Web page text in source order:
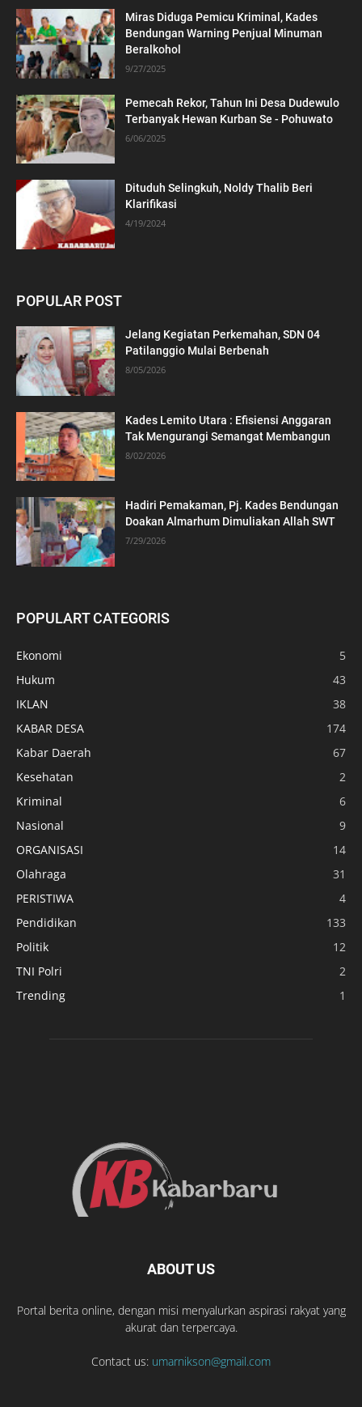
Miras Diduga Pemicu Kriminal, Kades
Bendungan Warning Penjual Minuman
Beralkohol
9/27/2025
Pemecah Rekor, Tahun Ini Desa Dudewulo
Terbanyak Hewan Kurban Se - Pohuwato
6/06/2025
Dituduh Selingkuh, Noldy Thalib Beri
Klarifikasi
4/19/2024
POPULAR POST
Jelang Kegiatan Perkemahan, SDN 04
Patilanggio Mulai Berbenah
8/05/2026
Kades Lemito Utara : Efisiensi Anggaran
Tak Mengurangi Semangat Membangun
8/02/2026
Hadiri Pemakaman, Pj. Kades Bendungan
Doakan Almarhum Dimuliakan Allah SWT
7/29/2026
POPULART CATEGORIS
Ekonomi
5
Hukum
43
IKLAN
38
KABAR DESA
174
Kabar Daerah
67
Kesehatan
2
Kriminal
6
Nasional
9
ORGANISASI
14
Olahraga
31
PERISTIWA
4
Pendidikan
133
Politik
12
TNI Polri
2
Trending
1
ABOUT US
Portal berita online, dengan misi menyalurkan aspirasi rakyat yang
akurat dan terpercaya.
Contact us: umarnikson@gmail.com